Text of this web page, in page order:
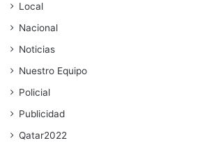
Local
Nacional
Noticias
Nuestro Equipo
Policial
Publicidad
Qatar2022